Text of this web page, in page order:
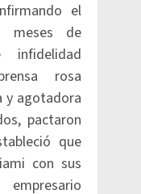
el
de
infidelidad
rosa
y agotadora
pactaron
que
con sus